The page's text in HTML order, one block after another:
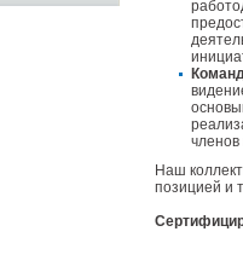
Наш
позицией и
Серти